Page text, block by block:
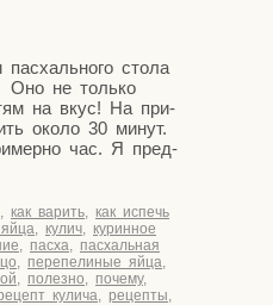
сто­ла
Оно не толь­ко
на вкус! На при­
око­ло 30 минут.
час. Я пред­
, как варить, как испечь
, кулич, куринное
, пасха, пасхальная
, перепелиные яйца,
, полезно, почему,
кулича, рецепты,